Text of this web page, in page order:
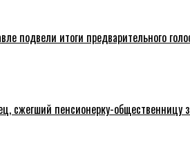
подвели итоги предварительного
сжегший пенсионерку-